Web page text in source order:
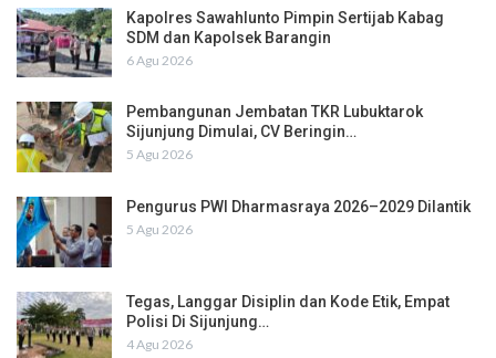
Kapolres Sawahlunto Pimpin Sertijab Kabag
SDM dan Kapolsek Barangin
6 Agu 2026
Pembangunan Jembatan TKR Lubuktarok
Sijunjung Dimulai, CV Beringin…
5 Agu 2026
Pengurus PWI Dharmasraya 2026–2029 Dilantik
5 Agu 2026
Tegas, Langgar Disiplin dan Kode Etik, Empat
Polisi Di Sijunjung…
4 Agu 2026